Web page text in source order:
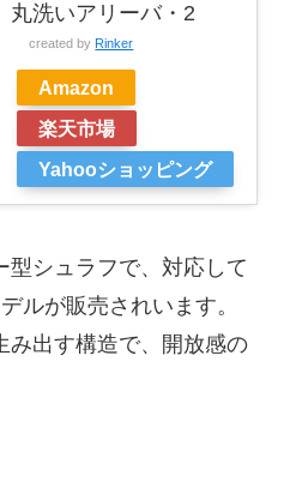
丸洗いアリーバ・2
created by Rinker
Amazon
楽天市場
Yahooショッピング
型シュラフで、対応して
ルが販売されいます。
み出す構造で、開放感の